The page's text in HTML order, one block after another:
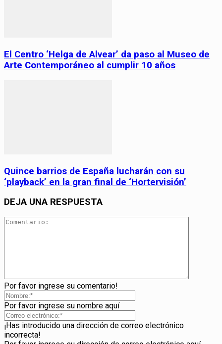
El Centro ‘Helga de Alvear’ da paso al Museo de
Arte Contemporáneo al cumplir 10 años
Quince barrios de España lucharán con su
‘playback’ en la gran final de ‘Hortervisión’
DEJA UNA RESPUESTA
Por favor ingrese su comentario!
Por favor ingrese su nombre aquí
¡Has introducido una dirección de correo electrónico
incorrecta!